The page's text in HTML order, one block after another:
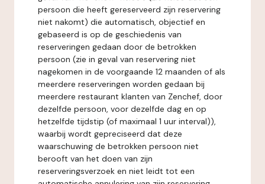
persoon die heeft gereserveerd zijn reservering
niet nakomt) die automatisch, objectief en
gebaseerd is op de geschiedenis van
reserveringen gedaan door de betrokken
persoon (zie in geval van reservering niet
nagekomen in de voorgaande 12 maanden of als
meerdere reserveringen worden gedaan bij
meerdere restaurant klanten van Zenchef, door
dezelfde persoon, voor dezelfde dag en op
hetzelfde tijdstip (of maximaal 1 uur interval)),
waarbij wordt gepreciseerd dat deze
waarschuwing de betrokken persoon niet
berooft van het doen van zijn
reserveringsverzoek en niet leidt tot een